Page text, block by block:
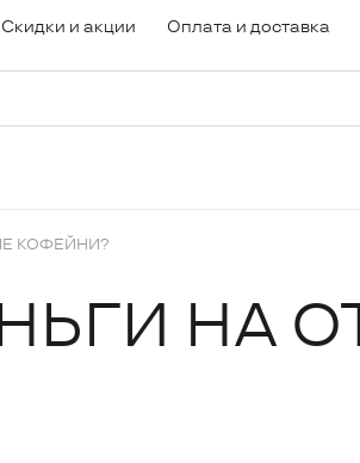
Скидки и акции Оплата и доставка
КОФЕЙНИ?
НА